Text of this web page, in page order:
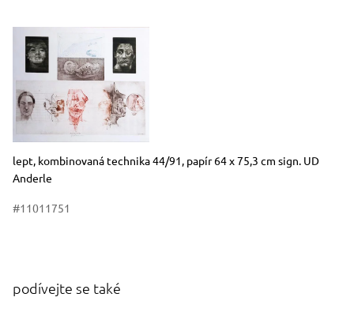
Rozměry
Stručný popis předmětu
lept, kombinovaná technika 44/91, papír 64 x 75,3 cm sign. UD
Anderle
#11011751
podívejte se také